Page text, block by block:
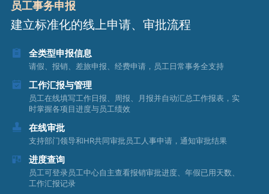
员工事务申报
建立标准化的线上申请、审批流程
全类型申报信息
请假、报销、差旅申报、经费申请，员工日常事务全支持
工作汇报与管理
员工在线填写工作日报、周报、月报并自动汇总工作报表，实
时掌握各项目进度与员工绩效
在线审批
支持部门领导和HR共同审批员工人事申请，通知审批结果
进度查询
员工可登录员工中心自主查看报销审批进度、年假已用天数、
工作汇报记录